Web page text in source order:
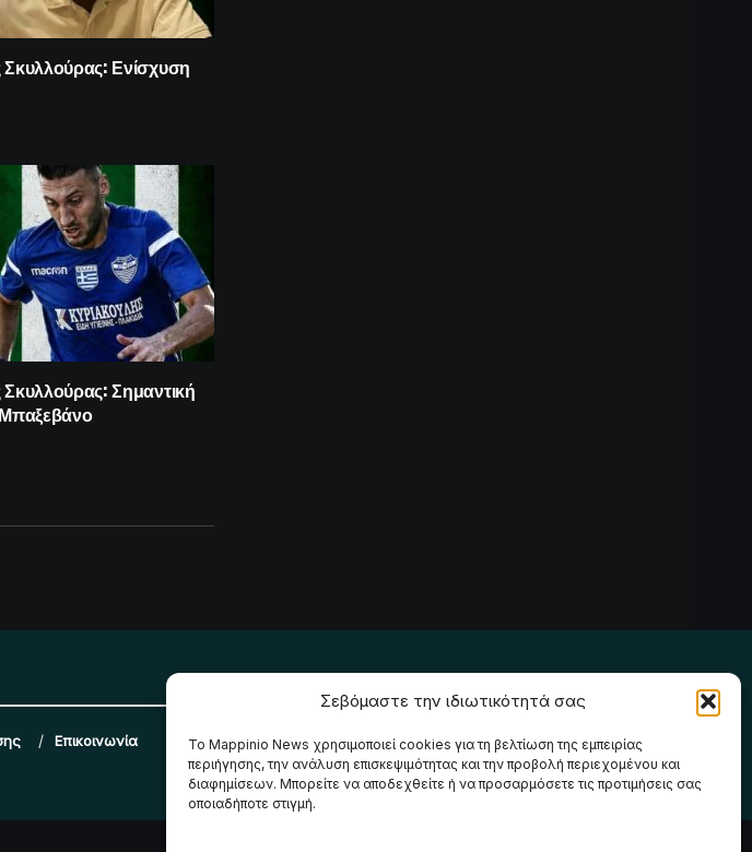
Σεβόμαστε την ιδιωτικότητά σας
Το Mappinio News χρησιμοποιεί cookies για τη βελτίωση της εμπειρίας
περιήγησης, την ανάλυση επισκεψιμότητας και την προβολή περιεχομένου και
διαφημίσεων. Μπορείτε να αποδεχθείτε ή να προσαρμόσετε τις προτιμήσεις σας
οποιαδήποτε στιγμή.
Ενίσχυση
Σημαντική
Μπαξεβάνο
Επικοινωνία